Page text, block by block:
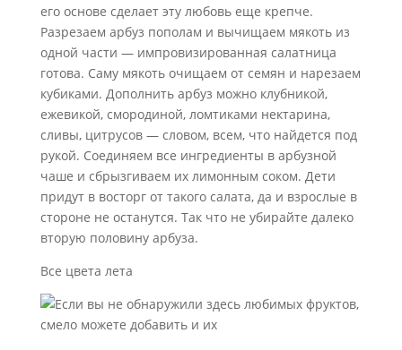
его основе сделает эту любовь еще крепче.
Разрезаем арбуз пополам и вычищаем мякоть из
одной части — импровизированная салатница
готова. Саму мякоть очищаем от семян и нарезаем
кубиками. Дополнить арбуз можно клубникой,
ежевикой, смородиной, ломтиками нектарина,
сливы, цитрусов — словом, всем, что найдется под
рукой. Соединяем все ингредиенты в арбузной
чаше и сбрызгиваем их лимонным соком. Дети
придут в восторг от такого салата, да и взрослые в
стороне не останутся. Так что не убирайте далеко
вторую половину арбуза.
Все цвета лета